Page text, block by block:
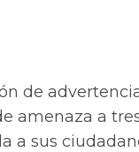
de
amenaza a
a sus